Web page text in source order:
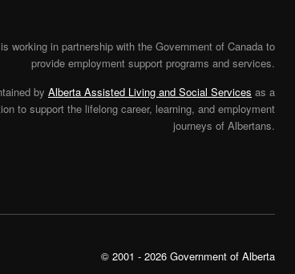
working in partnership with the Government of Canada to
provide employment support programs and services.
by Alberta Assisted Living and Social Services as a
to support the lifelong career, learning, and employment
journeys of Albertans.
© 2001 - 2026 Government of Alberta